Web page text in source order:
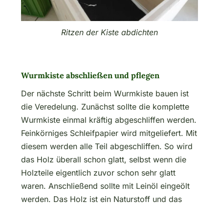
Ritzen der Kiste abdichten
Wurmkiste abschließen und pflegen
Der nächste Schritt beim Wurmkiste bauen ist
die Veredelung. Zunächst sollte die komplette
Wurmkiste einmal kräftig abgeschliffen werden.
Feinkörniges Schleifpapier wird mitgeliefert. Mit
diesem werden alle Teil abgeschliffen. So wird
das Holz überall schon glatt, selbst wenn die
Holzteile eigentlich zuvor schon sehr glatt
waren. Anschließend sollte mit Leinöl eingeölt
werden. Das Holz ist ein Naturstoff und das